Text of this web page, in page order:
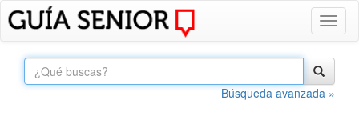
Búsqueda avanzada »